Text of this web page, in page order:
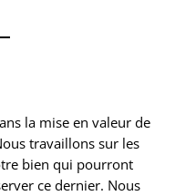
la mise en valeur de
travaillons sur les
bien qui pourront
ce dernier. Nous